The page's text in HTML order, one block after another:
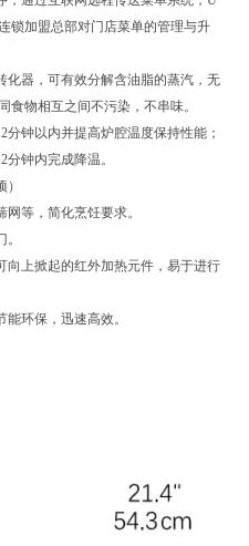
锁加盟总部对门店菜单的管理与升
化器，可有效分解含油脂的蒸汽， 无
食物相互之间不污染，不串味。
分钟以内并提高炉腔温度保持性能；
分钟内完成降温。
等，简化烹饪要求。
。
向上掀起的红外加热元件，易于进行
能环保，迅速高效。